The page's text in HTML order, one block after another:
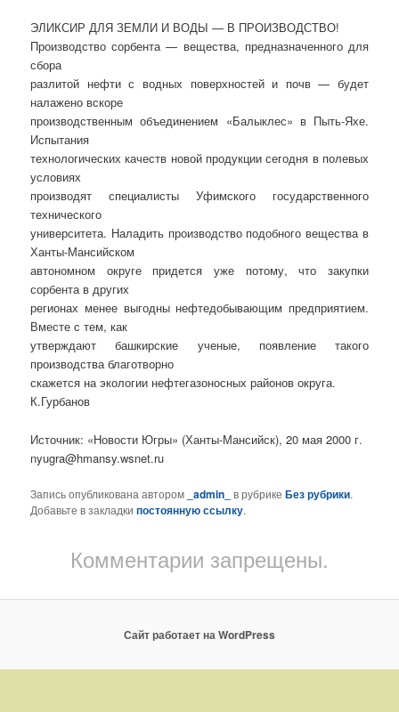
ЭЛИКСИР ДЛЯ ЗЕМЛИ И ВОДЫ — В ПРОИЗВОДСТВО!
Производство сорбента — вещества, предназначенного для
сбора
разлитой нефти с водных поверхностей и почв — будет
налажено вскоре
производственным объединением «Балыклес» в Пыть-Яхе.
Испытания
технологических качеств новой продукции сегодня в полевых
условиях
производят специалисты Уфимского государственного
технического
университета. Наладить производство подобного вещества в
Ханты-Мансийском
автономном округе придется уже потому, что закупки
сорбента в других
регионах менее выгодны нефтедобывающим предприятием.
Вместе с тем, как
утверждают башкирские ученые, появление такого
производства благотворно
скажется на экологии нефтегазоносных районов округа.
К.Гурбанов
Источник: «Новости Югры» (Ханты-Мансийск), 20 мая 2000 г.
nyugra@hmansy.wsnet.ru
Запись опубликована автором _admin_ в рубрикеБез рубрики.
Добавьте в закладкипостоянную ссылку.
Комментарии запрещены.
Сайт работает на WordPress